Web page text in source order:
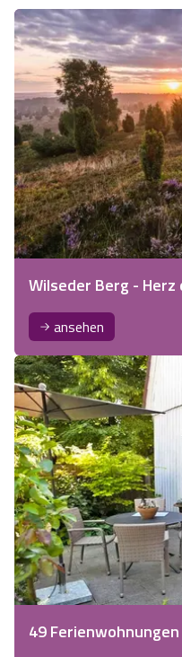
Wilseder Berg - Herz
ansehen
49